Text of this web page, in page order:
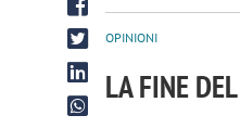
OPINIONI
LA FINE